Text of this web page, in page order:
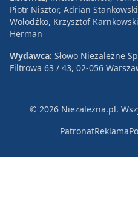
Piotr Nisztor, Adrian
Wołodźko, Krzysztof
Herman
Wydawca: Słowo Niezależne
Filtrowa 63 / 43, 02-056
© 2026 Niezależna.pl.
PatronatReklama